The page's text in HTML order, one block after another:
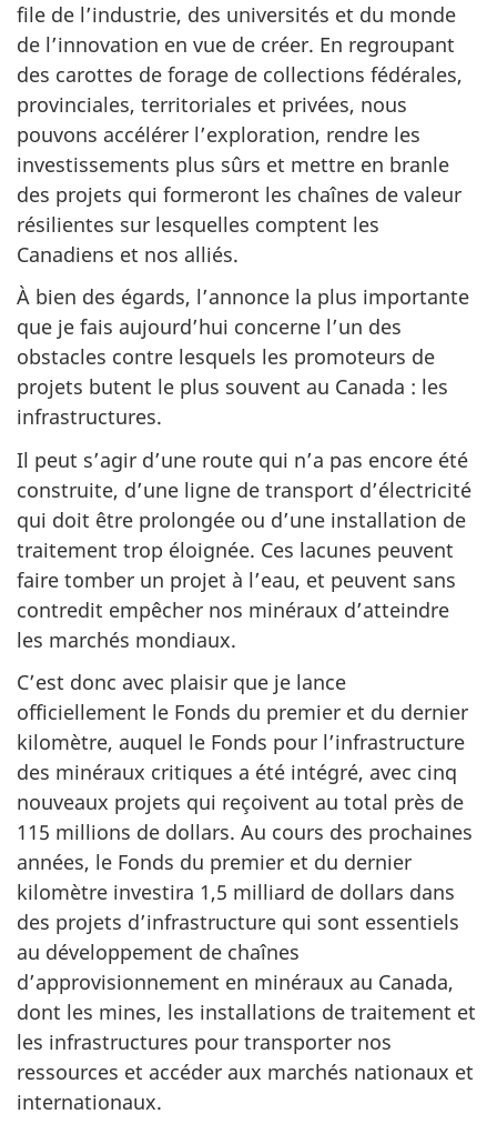
file de l’industrie, des universités et du monde
de l’innovation en vue de créer. En regroupant
des carottes de forage de collections fédérales,
provinciales, territoriales et privées, nous
pouvons accélérer l’exploration, rendre les
investissements plus sûrs et mettre en branle
des projets qui formeront les chaînes de valeur
résilientes sur lesquelles comptent les
Canadiens et nos alliés.
À bien des égards, l’annonce la plus importante
que je fais aujourd’hui concerne l’un des
obstacles contre lesquels les promoteurs de
projets butent le plus souvent au Canada : les
infrastructures.
Il peut s’agir d’une route qui n’a pas encore été
construite, d’une ligne de transport d’électricité
qui doit être prolongée ou d’une installation de
traitement trop éloignée. Ces lacunes peuvent
faire tomber un projet à l’eau, et peuvent sans
contredit empêcher nos minéraux d’atteindre
les marchés mondiaux.
C’est donc avec plaisir que je lance
officiellement le Fonds du premier et du dernier
kilomètre, auquel le Fonds pour l’infrastructure
des minéraux critiques a été intégré, avec cinq
nouveaux projets qui reçoivent au total près de
115 millions de dollars. Au cours des prochaines
années, le Fonds du premier et du dernier
kilomètre investira 1,5 milliard de dollars dans
des projets d’infrastructure qui sont essentiels
au développement de chaînes
d’approvisionnement en minéraux au Canada,
dont les mines, les installations de traitement et
les infrastructures pour transporter nos
ressources et accéder aux marchés nationaux et
internationaux.